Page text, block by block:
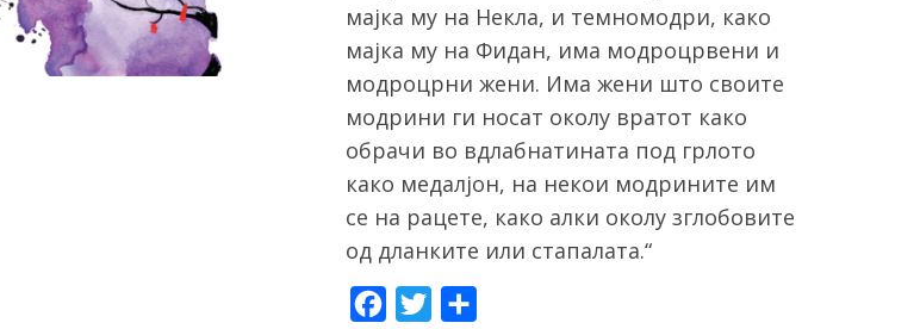
мајка му на Некла, и темномодри, како
мајка му на Фидан, има модроцрвени и
модроцрни жени. Има жени што своите
модрини ги носат околу вратот како
обрачи во вдлабнатината под грлото
како медалјон, на некои модрините им
се на рацете, како алки околу зглобовите
од дланките или стапалата.“